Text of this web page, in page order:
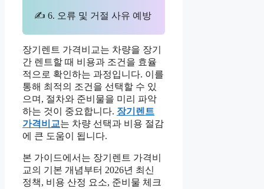
✍ 6. 오류 및 거절 사유 예방
장기렌트 가격비교는 차량을 장기
간 렌트할 때 비용과 조건을 효율
적으로 확인하는 과정입니다. 이를
통해 최적의 조건을 선택할 수 있
으며, 절차와 준비물을 미리 파악
하는 것이 중요합니다. 장기렌트
가격비교는 차량 선택과 비용 절감
에 큰 도움이 됩니다.
본 가이드에서는 장기렌트 가격비
교의 기본 개념부터 2026년 최신
정책, 비용 산정 요소, 준비물 체크